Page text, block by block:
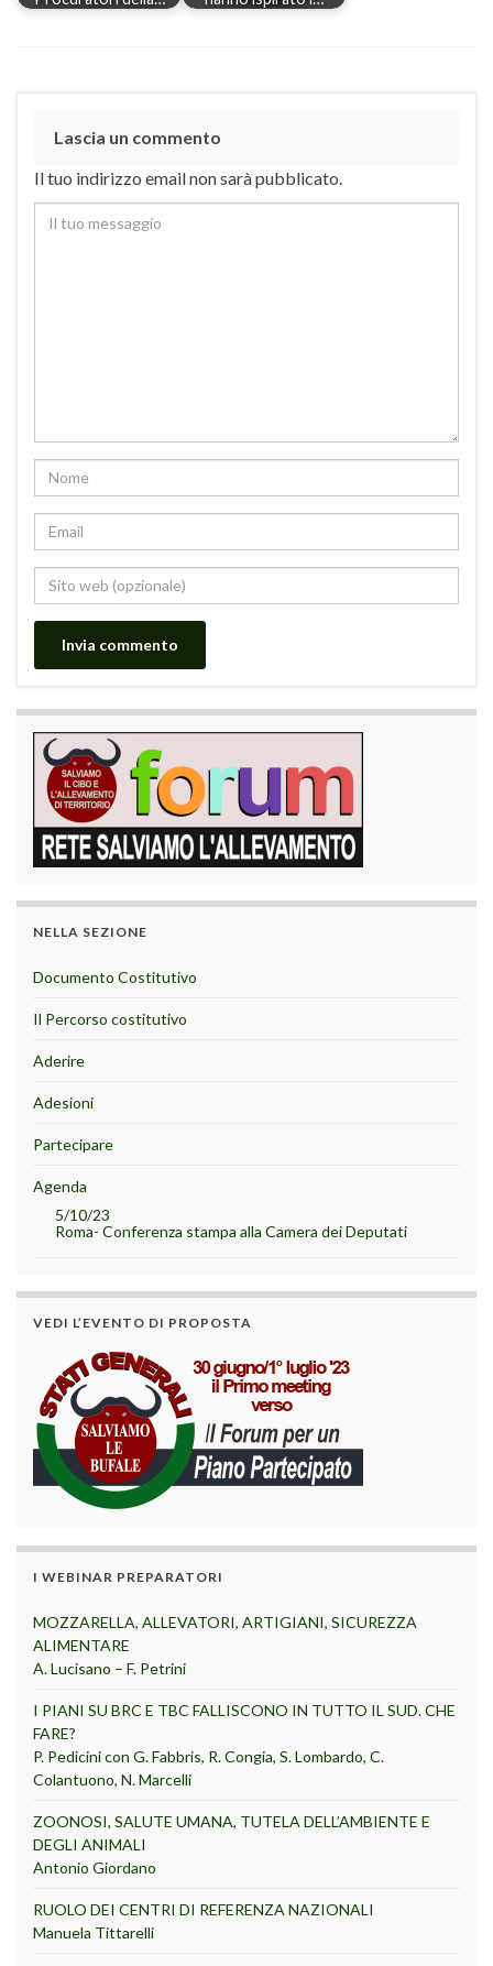
Lascia un commento
Il tuo indirizzo email non sarà pubblicato.
NELLA SEZIONE
Documento Costitutivo
Il Percorso costitutivo
Aderire
Adesioni
Partecipare
Agenda
5/10/23
Roma- Conferenza stampa alla Camera dei Deputati
VEDI L’EVENTO DI PROPOSTA
I WEBINAR PREPARATORI
MOZZARELLA, ALLEVATORI, ARTIGIANI, SICUREZZA
ALIMENTARE
A. Lucisano – F. Petrini
I PIANI SU BRC E TBC FALLISCONO IN TUTTO IL SUD. CHE
FARE?
P. Pedicini con G. Fabbris, R. Congia, S. Lombardo, C.
Colantuono, N. Marcelli
ZOONOSI, SALUTE UMANA, TUTELA DELL’AMBIENTE E
DEGLI ANIMALI
Antonio Giordano
RUOLO DEI CENTRI DI REFERENZA NAZIONALI
Manuela Tittarelli